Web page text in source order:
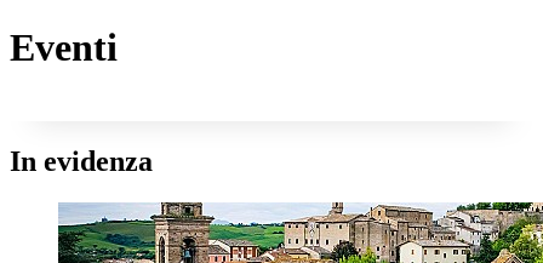
Eventi
In evidenza